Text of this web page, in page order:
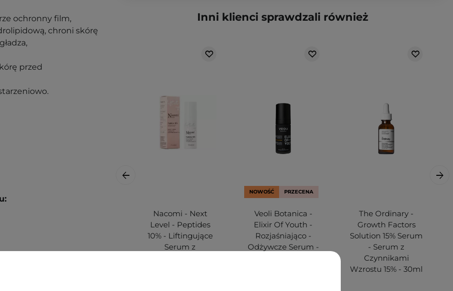
ochronny film,
chroni skórę
przed
w skórę pod oczami.
Inni klienci sprawdzali również
Nacomi - Next
Level - Peptides
10% - Liftingujące
Serum z
NOWOŚĆ PRZECENA
Veoli Botanica -
Elixir Of Youth -
Rozjaśniająco -
Odżywcze Serum -
The Ordinary -
Growth Factors
Solution 15% Serum
- Serum z
Czynnikami
Wzrostu 15% - 30ml